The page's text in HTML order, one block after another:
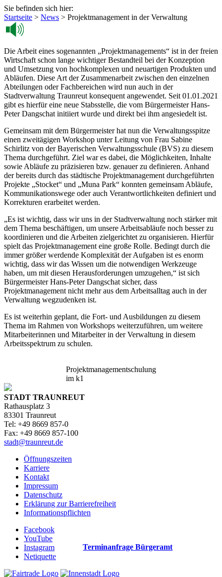
Sie befinden sich hier:
Startseite > News > Projektmanagement in der Verwaltung
Die Arbeit eines sogenannten „Projektmanagements“ ist in der freien
Wirtschaft schon lange wichtiger Bestandteil bei der Konzeption
und Umsetzung von hochkomplexen und neuartigen Produkten und
Abläufen. Diese Art der Zusammenarbeit zwischen den einzelnen
Abteilungen oder Fachbereichen wird nun auch in der
Stadtverwaltung Traunreut konsequent angewendet. Seit 01.01.2021
gibt es hierfür eine neue Stabsstelle, die vom Bürgermeister Hans-
Peter Dangschat initiiert wurde und direkt bei ihm angesiedelt ist.
Gemeinsam mit dem Bürgermeister hat nun die Verwaltungsspitze
einen zweitägigen Workshop unter Leitung von Frau Sabine
Schirlitz von der Bayerischen Verwaltungsschule (BVS) zu diesem
Thema durchgeführt. Ziel war es dabei, die Möglichkeiten, Inhalte
sowie Abläufe zu präzisieren bzw. genauer zu definieren. Anhand
der bereits durch das städtische Projektmanagement durchgeführten
Projekte „Stocket“ und „Muna Park“ konnten gemeinsam Abläufe,
Kommunikationswege oder auch Verantwortlichkeiten definiert und
Korrekturen erarbeitet werden.
„Es ist wichtig, dass wir uns in der Stadtverwaltung noch stärker mit
dem Thema beschäftigen, um unsere Arbeitsabläufe noch besser zu
koordinieren und die Arbeiten zielgerichtet zu organisieren. Hierfür
spielt das Projektmanagement eine große Rolle. Bedingt durch die
immer größer werdende Komplexität der Aufgaben ist es enorm
wichtig, dass wir das Wissen um die notwendigen Werkzeuge
haben, um mit diesen Herausforderungen umzugehen,“ ist sich
Bürgermeister Hans-Peter Dangschat sicher, dass
Projektmanagement nicht mehr aus dem Arbeitsalltag auch in der
Verwaltung wegzudenken ist.
Es ist weiterhin geplant, die Fort- und Ausbildungen zu diesem
Thema im Rahmen von Workshops weiterzuführen, um weitere
Mitarbeiterinnen und Mitarbeiter in der Verwaltung in diesem
Arbeitsspektrum zu schulen.
Projektmanagementschulung
im k1
STADT TRAUNREUT
Rathausplatz 3
83301 Traunreut
Tel: +49 8669 857-0
Fax: +49 8669 857-100
stadt@traunreut.de
Öffnungszeiten
Karriere
Kontakt
Impressum
Datenschutz
Erklärung zur Barrierefreiheit
Informationspflichten
Facebook
YouTube
Instagram
Netiquette
Terminanfrage Bürgeramt